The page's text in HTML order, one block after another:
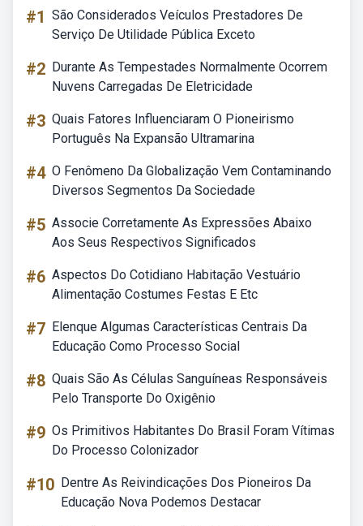
#1 São Considerados Veículos Prestadores De
Serviço De Utilidade Pública Exceto
#2 Durante As Tempestades Normalmente Ocorrem
Nuvens Carregadas De Eletricidade
#3 Quais Fatores Influenciaram O Pioneirismo
Português Na Expansão Ultramarina
#4 O Fenômeno Da Globalização Vem Contaminando
Diversos Segmentos Da Sociedade
#5 Associe Corretamente As Expressões Abaixo
Aos Seus Respectivos Significados
#6 Aspectos Do Cotidiano Habitação Vestuário
Alimentação Costumes Festas E Etc
#7 Elenque Algumas Características Centrais Da
Educação Como Processo Social
#8 Quais São As Células Sanguíneas Responsáveis
Pelo Transporte Do Oxigênio
#9 Os Primitivos Habitantes Do Brasil Foram Vítimas
Do Processo Colonizador
#10 Dentre As Reivindicações Dos Pioneiros Da
Educação Nova Podemos Destacar